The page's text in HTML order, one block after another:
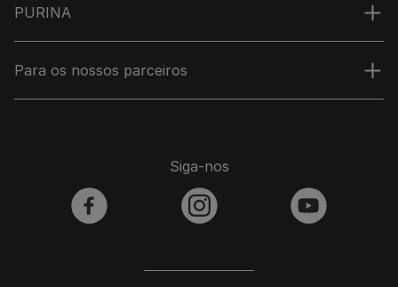
PURINA
Para os nossos parceiros
Siga-nos
facebook instagram youtube